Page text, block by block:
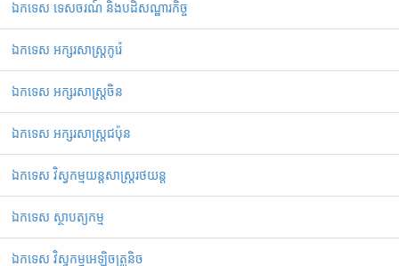
ឯកទេស ទេសចរណ៍ និងបដិសណ្ឋារកិច្ច
ឯកទេស អក្សរសាស្ត្រកូរ៉េ
ឯកទេស អក្សរសាស្ត្រចិន
ឯកទេស អក្សរសាស្ត្រជប៉ុន
ឯកទេស វិស្វកម្មយន្តសាស្ត្ររថយន្ត
ឯកទេស ស្ថាបត្យកម្ម
ឯកទេស វិស្វកម្មអេឡិចត្រូនិច